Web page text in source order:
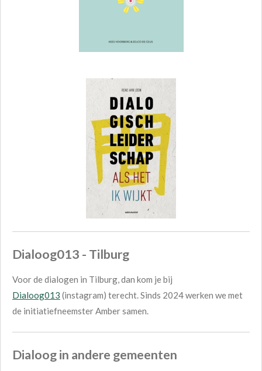
Dialoog013 - Tilburg
Voor de dialogen in Tilburg, dan kom je bij
Dialoog013 (instagram) terecht. Sinds 2024 werken we met
de initiatiefneemster Amber samen.
Dialoog in andere gemeenten